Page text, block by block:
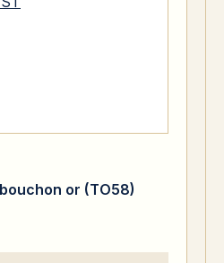
sur 5 étoiles
or (TO58)